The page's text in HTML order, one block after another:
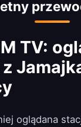
TV:
oglądana